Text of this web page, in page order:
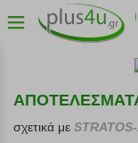
σχετικά με